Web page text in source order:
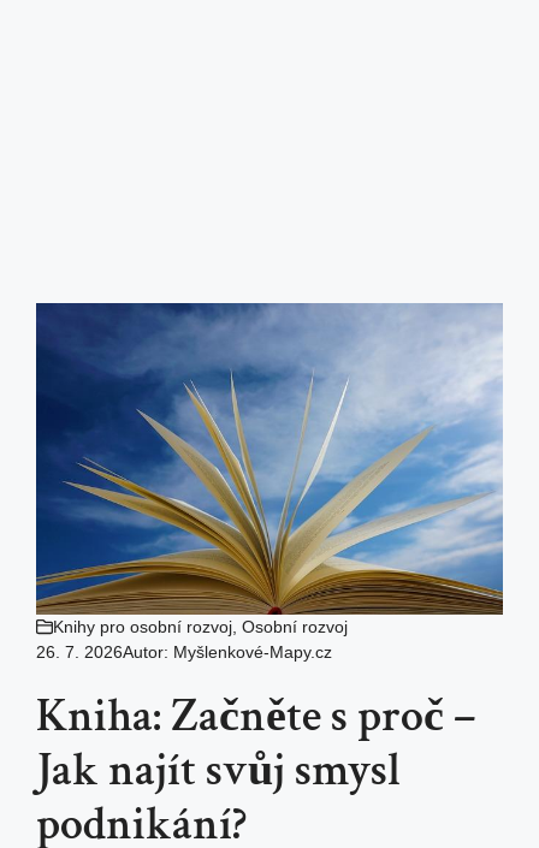
Knihy pro osobní rozvoj Osobní rozvoj
26. 7. 2026Autor: Myšlenkové-Mapy.cz
Kniha: Začněte s proč –
Jak najít svůj smysl
podnikání?